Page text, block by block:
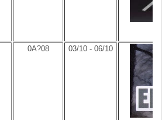
0A?08 03/10 - 06/10